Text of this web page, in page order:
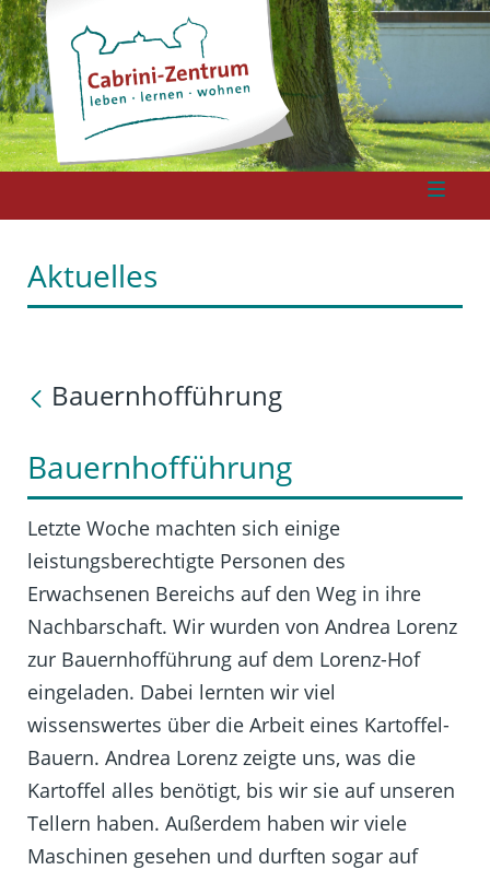
Aktuelles
Bauernhofführung
Bauernhofführung
Letzte Woche machten sich einige
leistungsberechtigte Personen des
Erwachsenen Bereichs auf den Weg in ihre
Nachbarschaft. Wir wurden von Andrea Lorenz
zur Bauernhofführung auf dem Lorenz-Hof
eingeladen. Dabei lernten wir viel
wissenswertes über die Arbeit eines Kartoffel-
Bauern. Andrea Lorenz zeigte uns, was die
Kartoffel alles benötigt, bis wir sie auf unseren
Tellern haben. Außerdem haben wir viele
Maschinen gesehen und durften sogar auf